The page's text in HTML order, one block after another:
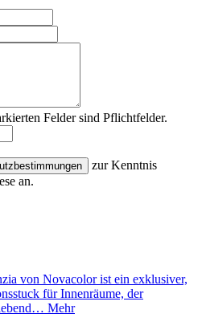
Felder sind Pflichtfelder.
zur Kenntnis
an.
von Novacolor ist ein exklusiver,
für Innenräume, der
Mehr